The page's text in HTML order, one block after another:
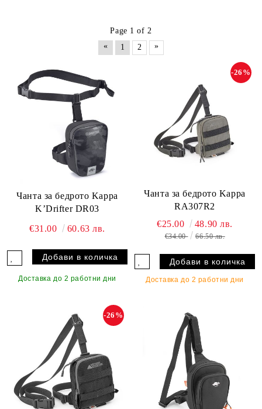
Page 1 of 2
«
1 2 »
Чанта за бедрото Kappa
K’Drifter DR03
€31.00
60.63 лв.
Доставка до 2 работни дни
Чанта за бедрото Kappa
RA307R2
-26%
€25.00 48.90 лв.
€34.00 66.50 лв.
Доставка до 2 работни дни
-26%